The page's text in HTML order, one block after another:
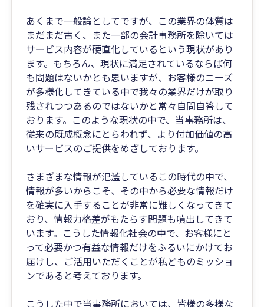
あくまで一般論としてですが、この業界の体質は
まだまだ古く、また一部の会計事務所を除いては
サービス内容が硬直化しているという現状があり
ます。もちろん、現状に満足されているならば何
も問題はないかとも思いますが、お客様のニーズ
が多様化してきている中で我々の業界だけが取り
残されつつあるのではないかと常々自問自答して
おります。このような現状の中で、当事務所は、
従来の既成概念にとらわれず、より付加価値の高
いサービスのご提供をめざしております。
さまざまな情報が氾濫しているこの時代の中で、
情報が多いからこそ、その中から必要な情報だけ
を確実に入手することが非常に難しくなってきて
おり、情報力格差がもたらす問題も噴出してきて
います。こうした情報化社会の中で、お客様にと
って必要かつ有益な情報だけをふるいにかけてお
届けし、ご活用いただくことが私どものミッショ
ンであると考えております。
こうした中で当事務所においては、皆様の多様な